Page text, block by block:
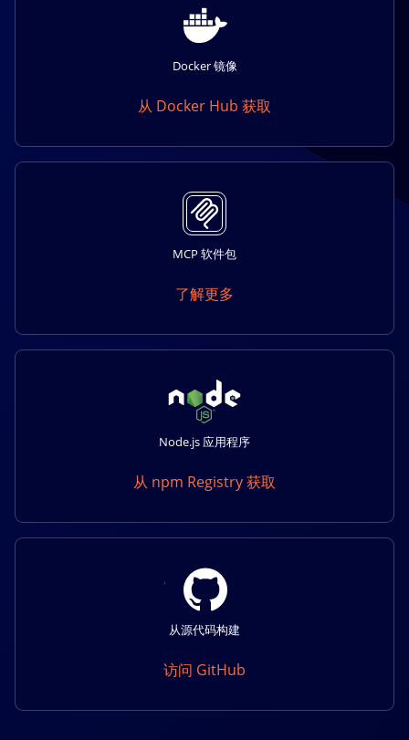
Docker 镜像
从 Docker Hub 获取
MCP 软件包
了解更多
Node.js 应用程序
从 npm Registry 获取
从源代码构建
访问 GitHub